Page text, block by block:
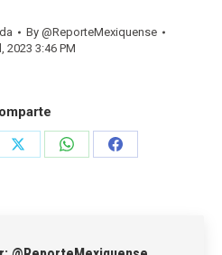
By @ReporteMexiquense
2023 3:46 PM
Share
Share
Share